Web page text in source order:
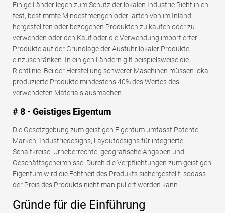
Einige Länder legen zum Schutz der lokalen Industrie Richtlinien
fest, bestimmte Mindestmengen oder -arten von im Inland
hergestellten oder bezogenen Produkten zu kaufen oder zu
verwenden oder den Kauf oder die Verwendung importierter
Produkte auf der Grundlage der Ausfuhr lokaler Produkte
einzuschränken. In einigen Ländern gilt beispielsweise die
Richtlinie: Bei der Herstellung schwerer Maschinen müssen lokal
produzierte Produkte mindestens 40% des Wertes des
verwendeten Materials ausmachen.
# 8 - Geistiges Eigentum
Die Gesetzgebung zum geistigen Eigentum umfasst Patente,
Marken, Industriedesigns, Layoutdesigns für integrierte
Schaltkreise, Urheberrechte, geografische Angaben und
Geschäftsgeheimnisse. Durch die Verpflichtungen zum geistigen
Eigentum wird die Echtheit des Produkts sichergestellt, sodass
der Preis des Produkts nicht manipuliert werden kann.
Gründe für die Einführung